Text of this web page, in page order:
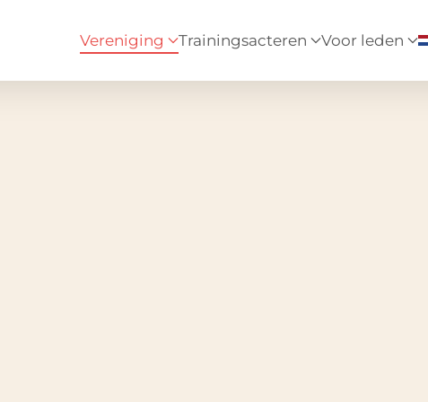
Vereniging Trainingsacteren Voor leden